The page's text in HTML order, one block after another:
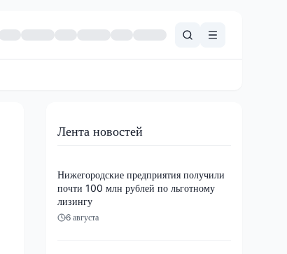
Лента новостей
Нижегородские предприятия получили
почти 100 млн рублей по льготному
лизингу
6 августа